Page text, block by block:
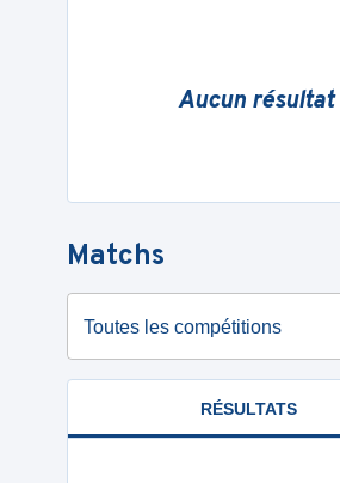
Aucun
Matchs
Toutes les compétitions
RÉSULTATS